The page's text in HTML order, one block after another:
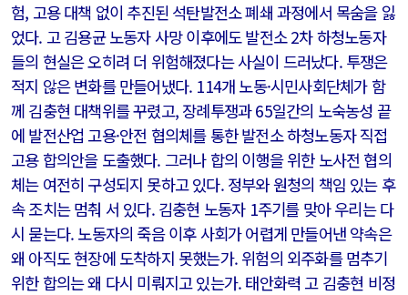
험, 고용 대책 없이 추진된 석탄발전소 폐쇄 과정에서 목숨을 잃
었다. 고 김용균 노동자 사망 이후에도 발전소 2차 하청노동자
들의 현실은 오히려 더 위험해졌다는 사실이 드러났다. 투쟁은
적지 않은 변화를 만들어냈다. 114개 노동·시민사회단체가 함
께 김충현 대책위를 꾸렸고, 장례투쟁과 65일간의 노숙농성 끝
에 발전산업 고용·안전 협의체를 통한 발전소 하청노동자 직접
고용 합의안을 도출했다. 그러나 합의 이행을 위한 노사전 협의
체는 여전히 구성되지 못하고 있다. 정부와 원청의 책임 있는 후
속 조치는 멈춰 서 있다. 김충현 노동자 1주기를 맞아 우리는 다
시 묻는다. 노동자의 죽음 이후 사회가 어렵게 만들어낸 약속은
왜 아직도 현장에 도착하지 못했는가. 위험의 외주화를 멈추기
위한 합의는 왜 다시 미뤄지고 있는가. 태안화력 고 김충현 비정